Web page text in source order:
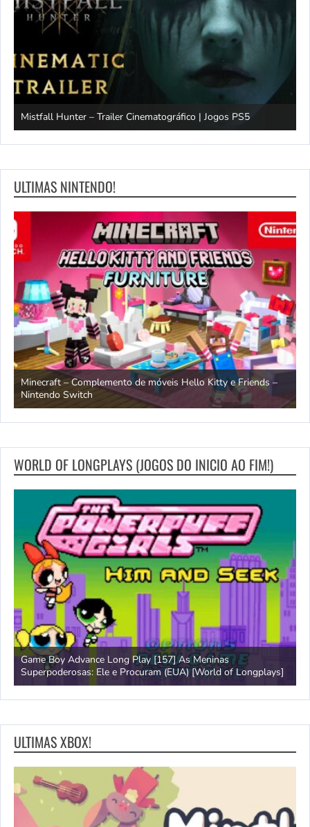
Mistfall Hunter – Trailer Cinematográfico | Jogos PS5
ULTIMAS NINTENDO!
Minecraft – Complemento de móveis Hello Kitty e Friends –
Nintendo Switch
WORLD OF LONGPLAYS (JOGOS DO INICIO AO FIM!)
Game Boy Advance Long Play [157] As Meninas
Superpoderosas: Ele e Procuram (EUA) [World of Longplays]
ULTIMAS XBOX!